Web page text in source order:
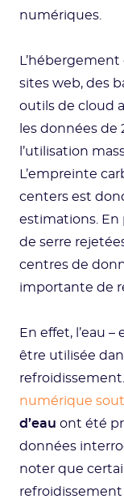
numériques.
sites web, des
outils de cloud
les données de
l’utilisation
L’empreinte
centers est
estimations. En
de serre
centres de
importante de
En effet, l’eau
être utilisée
refroidissement.
numérique
d’eau ont été
données
noter que
refroidissement